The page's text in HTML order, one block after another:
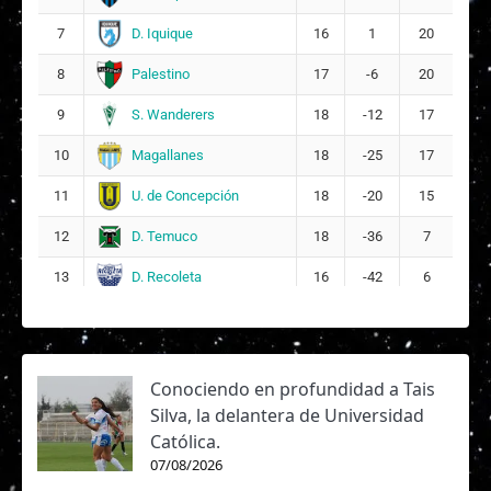
7 D. Iquique 16 1 20
8 Palestino 17 -6 20
9 S. Wanderers 18 -12 17
10 Magallanes 18 -25 17
11 U. de Concepción 18 -20 15
12 D. Temuco 18 -36 7
13 D. Recoleta 16 -42 6
Conociendo en profundidad a Tais
Silva, la delantera de Universidad
Católica.
07/08/2026